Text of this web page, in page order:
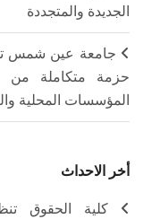
الجديدة والمتجددة
جامعة عين شمس
حزمة متكاملة من
المؤسسات المحلية
أخر الاحداث
كلية الحقوق